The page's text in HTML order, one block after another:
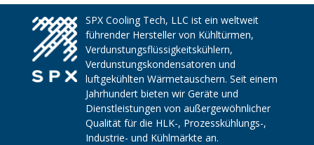
SPX Cooling Tech, LLC ist ein weltweit
führender Hersteller von Kühltürmen,
Verdunstungsflüssigkeitskühlern,
Verdunstungskondensatoren und
luftgekühlten Wärmetauschern. Seit einem
Jahrhundert bieten wir Geräte und
Dienstleistungen von außergewöhnlicher
Qualität für die HLK-, Prozesskühlungs-,
Industrie- und Kühlmärkte an.